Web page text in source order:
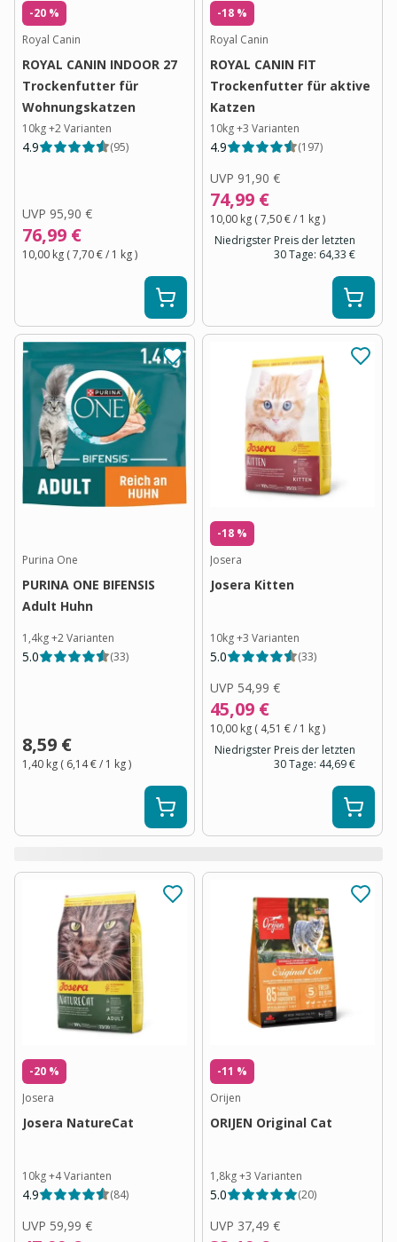
-20 %
Royal Canin
ROYAL CANIN INDOOR 27
Trockenfutter für
Wohnungskatzen
10kg+2Varianten
4.9 (95)
UVP 95,90 €
76,99 €
10,00 kg (7,70 €/ 1 kg)
-18 %
Royal Canin
ROYAL CANIN FIT
Trockenfutter für aktive
Katzen
10kg+3 Varianten
4.9 (197)
UVP 91,90 €
74,99 €
10,00 kg (7,50 €/ 1 kg)
Niedrigster Preis der letzten
30 Tage: 64,33 €
Purina One
PURINA ONE BIFENSIS
Adult Huhn
1,4kg+2Varianten
5.0 (33)
8,59 €
1,40 kg ( 6,14 €/ 1 kg)
-18 %
Josera
Josera Kitten
10kg+3 Varianten
5.0 (33)
UVP 54,99 €
45,09 €
10,00 kg ( 4,51 €/ 1 kg)
Niedrigster Preis der letzten
30 Tage: 44,69 €
-20 %
Josera
Josera NatureCat
10kg+4Varianten
4.9 (84)
UVP 59,99 €
-11 %
Orijen
ORIJEN Original Cat
1,8kg+3 Varianten
5.0 (20)
UVP 37,49 €